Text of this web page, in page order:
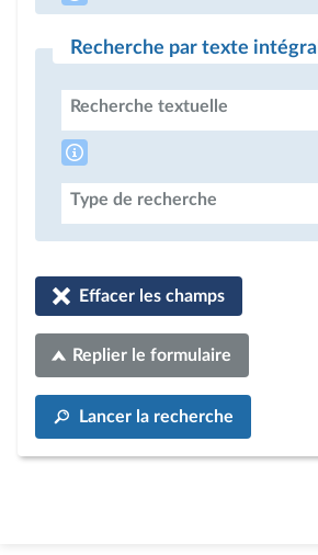
Recherche par texte intégral
Recherche textuelle
Type de recherche
Effacer les champs
Replier le formulaire
Lancer la recherche